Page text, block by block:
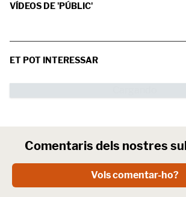
VÍDEOS DE 'PÚBLIC'
ET POT INTERESSAR
Comentaris dels nostres
Vols comentar-ho?